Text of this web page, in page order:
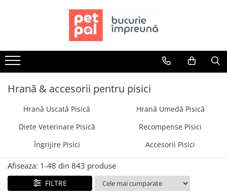
Câini
Hrană Uscată Câini
Câine Junior
Câine Senior
Hrană Umedă Câini
Câine Junior
Câine Adult
Diete Veterinare Câini
Hrană & accesorii pentru pisici
Hrană Uscată Pisică
Hrană Umedă Pisică
Diete Veterinare Pisică
Recompense Pisici
Îngrijire Pisici
Accesorii Pisici
Afiseaza: 1-48 din 843 produse
FILTRE